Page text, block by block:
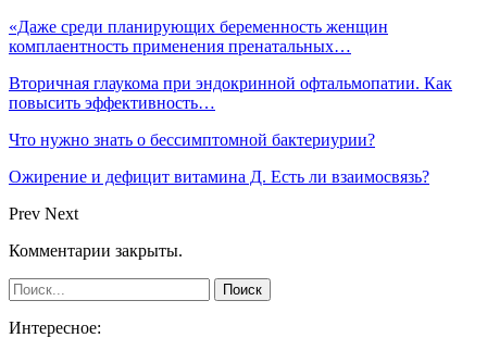
«Даже среди планирующих беременность женщин
комплаентность применения пренатальных…
Вторичная глаукома при эндокринной офтальмопатии. Как
повысить эффективность…
Что нужно знать о бессимптомной бактериурии?
Ожирение и дефицит витамина Д. Есть ли взаимосвязь?
Prev Next
Комментарии закрыты.
Интересное: